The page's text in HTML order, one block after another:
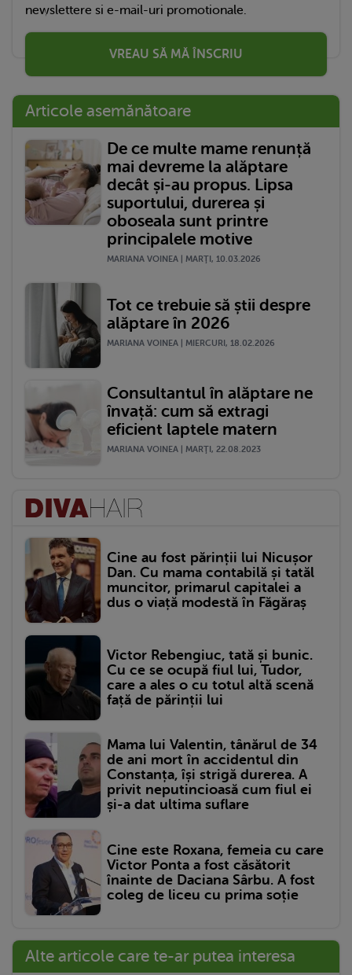
newslettere si e-mail-uri promotionale.
VREAU SĂ MĂ ÎNSCRIU
Articole asemănătoare
De ce multe mame renunță
mai devreme la alăptare
decât și-au propus. Lipsa
suportului, durerea și
oboseala sunt printre
principalele motive
MARIANA VOINEA | MARŢI, 10.03.2026
Tot ce trebuie să știi despre
alăptare în 2026
MARIANA VOINEA | MIERCURI, 18.02.2026
Consultantul în alăptare ne
învață: cum să extragi
eficient laptele matern
MARIANA VOINEA | MARŢI, 22.08.2023
Cine au fost părinții lui Nicușor
Dan. Cu mama contabilă și tatăl
muncitor, primarul capitalei a
dus o viață modestă în Făgăraș
Victor Rebengiuc, tată și bunic.
Cu ce se ocupă fiul lui, Tudor,
care a ales o cu totul altă scenă
față de părinții lui
Mama lui Valentin, tânărul de 34
de ani mort în accidentul din
Constanța, își strigă durerea. A
privit neputincioasă cum fiul ei
și-a dat ultima suflare
Cine este Roxana, femeia cu care
Victor Ponta a fost căsătorit
înainte de Daciana Sârbu. A fost
coleg de liceu cu prima soție
Alte articole care te-ar putea interesa